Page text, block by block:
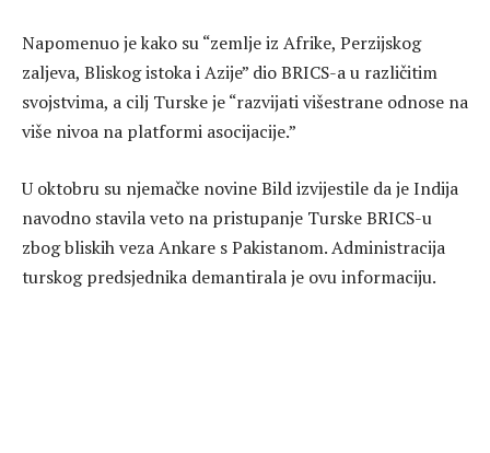
Napomenuo je kako su “zemlje iz Afrike, Perzijskog
zaljeva, Bliskog istoka i Azije” dio BRICS-a u različitim
svojstvima, a cilj Turske je “razvijati višestrane odnose na
više nivoa na platformi asocijacije.”
U oktobru su njemačke novine Bild izvijestile da je Indija
navodno stavila veto na pristupanje Turske BRICS-u
zbog bliskih veza Ankare s Pakistanom. Administracija
turskog predsjednika demantirala je ovu informaciju.